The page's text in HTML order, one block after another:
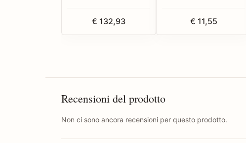
€ 132,93 € 11,55
Recensioni del prodotto
Non ci sono ancora recensioni per questo prodotto.